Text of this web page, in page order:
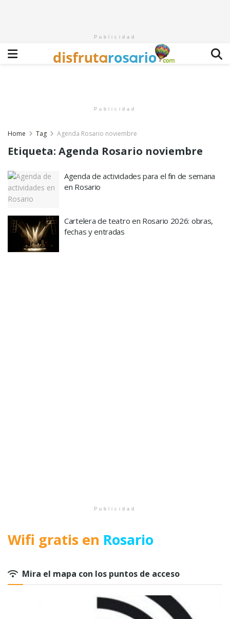
Publicidad
Publicidad
Home Tag Agenda Rosario noviembre
Etiqueta: Agenda Rosario noviembre
Agenda de actividades para el fin de semana
en Rosario
Cartelera de teatro en Rosario 2026: obras,
fechas y entradas
Publicidad
Wifi gratis en Rosario
Mira el mapa con los puntos de acceso